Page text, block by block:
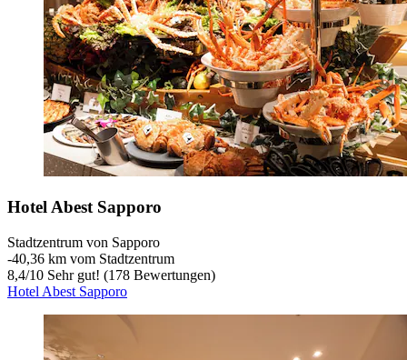
Hotel Abest Sapporo
Stadtzentrum von Sapporo
‐40,36 km vom Stadtzentrum
8,4/10 Sehr gut! (178 Bewertungen)
Hotel Abest Sapporo